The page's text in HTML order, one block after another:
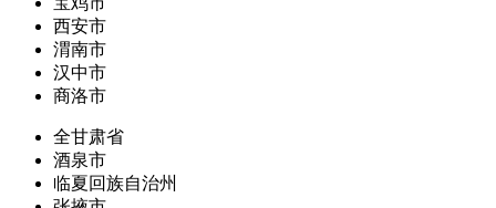
西安市
渭南市
汉中市
商洛市
全甘肃省
酒泉市
临夏回族自治州